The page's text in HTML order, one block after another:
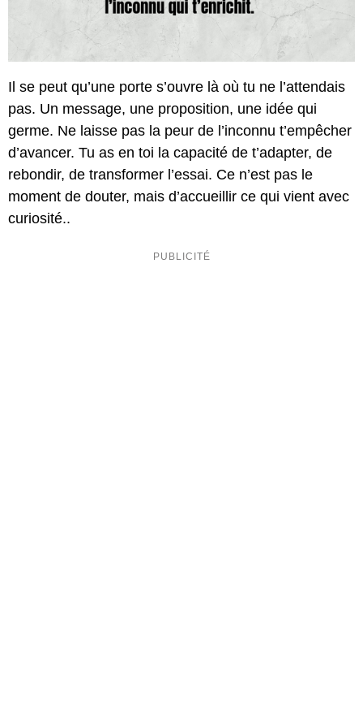
Il se peut qu’une porte s’ouvre là où tu ne l’attendais
pas. Un message, une proposition, une idée qui
germe. Ne laisse pas la peur de l’inconnu t’empêcher
d’avancer. Tu as en toi la capacité de t’adapter, de
rebondir, de transformer l’essai. Ce n’est pas le
moment de douter, mais d’accueillir ce qui vient avec
curiosité..